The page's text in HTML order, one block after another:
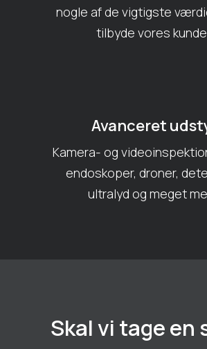
nogle af de vigtigste
tilbyde vores
Avanceret
Kamera- og
endoskoper, droner,
ultralyd og meget
Skal vi tage en